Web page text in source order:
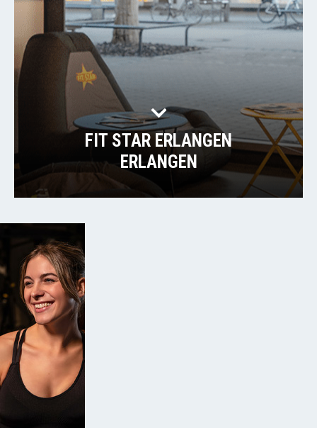
FIT STAR ERLANGEN
ERLANGEN